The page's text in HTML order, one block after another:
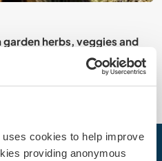
cookies to help improve
providing anonymous
herbs, veggies and